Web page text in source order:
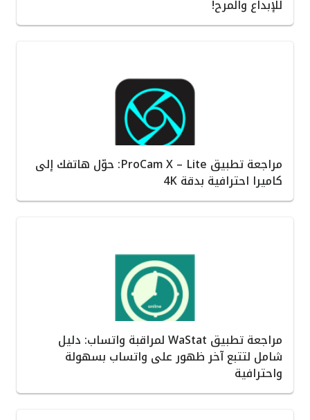
للإبداع والمرح!
مراجعة تطبيق ProCam X – Lite: حوّل هاتفك إلى
كاميرا احترافية بدقة 4K
مراجعة تطبيق WaStat لمراقبة واتساب: دليل
شامل لتتبع آخر ظهور على واتساب بسهولة
واحترافية